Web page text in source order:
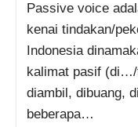
Passive voice
kenai tindakan/
Indonesia
kalimat pasif
diambil, dibuang,
beberapa…